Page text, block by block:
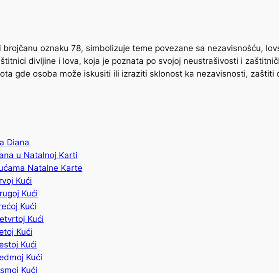
brojčanu oznaku 78, simbolizuje teme povezane sa nezavisnošću,
divljine i lova, koja je poznata po svojoj neustrašivosti i
gde osoba može iskusiti ili izraziti sklonost ka nezavisnosti, zaštiti
Diana
u Natalnoj Karti
Natalne Karte
Kući
Kući
Kući
Kući
Kući
Kući
Kući
Kući